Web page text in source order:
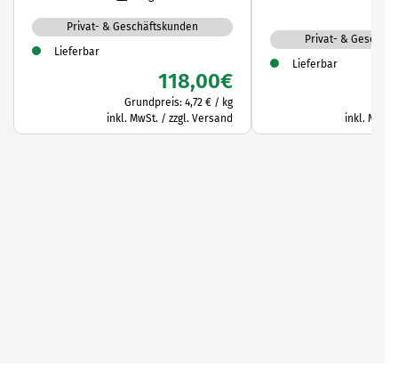
Privat- & Geschäftskunden
Lieferbar
118,00€
Grundpreis: 4,72 € / kg
inkl. MwSt. / zzgl. Versand
Privat- &
Lieferbar
inkl.